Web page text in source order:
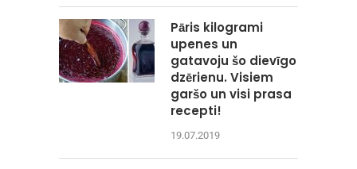
Pāris kilogrami
upenes un
gatavoju šo dievīgo
dzērienu. Visiem
garšo un visi prasa
recepti!
19.07.2019